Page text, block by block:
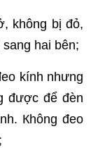
không bị đỏ,
hai bên;
kính nhưng
được để đѐn
Кһông đео